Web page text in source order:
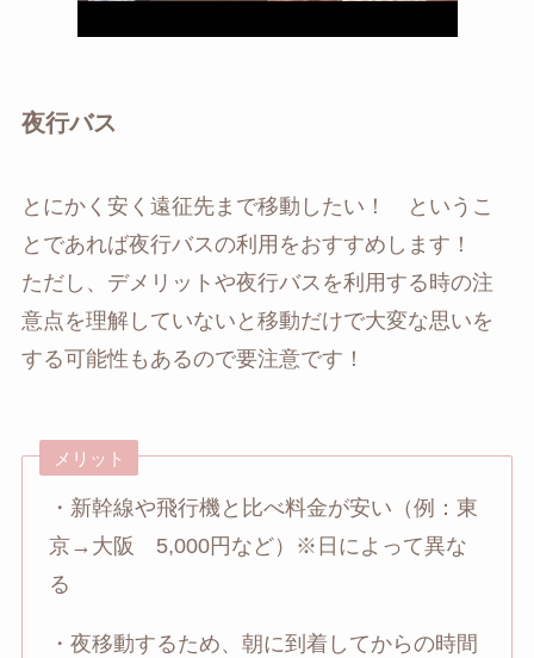
夜行バス
とにかく安く遠征先まで移動したい！ というこ
とであれば夜行バスの利用をおすすめします！
ただし、デメリットや夜行バスを利用する時の注
意点を理解していないと移動だけで大変な思いを
する可能性もあるので要注意です！
メリット
・新幹線や飛行機と比べ料金が安い（例：東
京→大阪 5,000円など）※日によって異な
る
・夜移動するため、朝に到着してからの時間